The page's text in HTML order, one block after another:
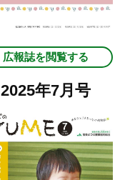
広報誌を閲覧する
2025年7月号